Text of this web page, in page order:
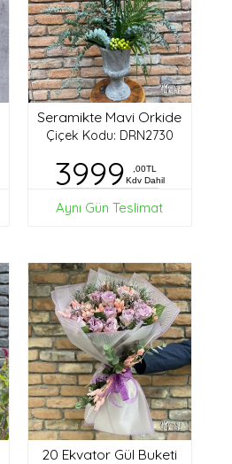
Seramikte Mavi Orkide
Çiçek Kodu: DRN2730
3999
,00TL
Kdv Dahil
Aynı Gün Teslimat
20 Ekvator Gül Buketi